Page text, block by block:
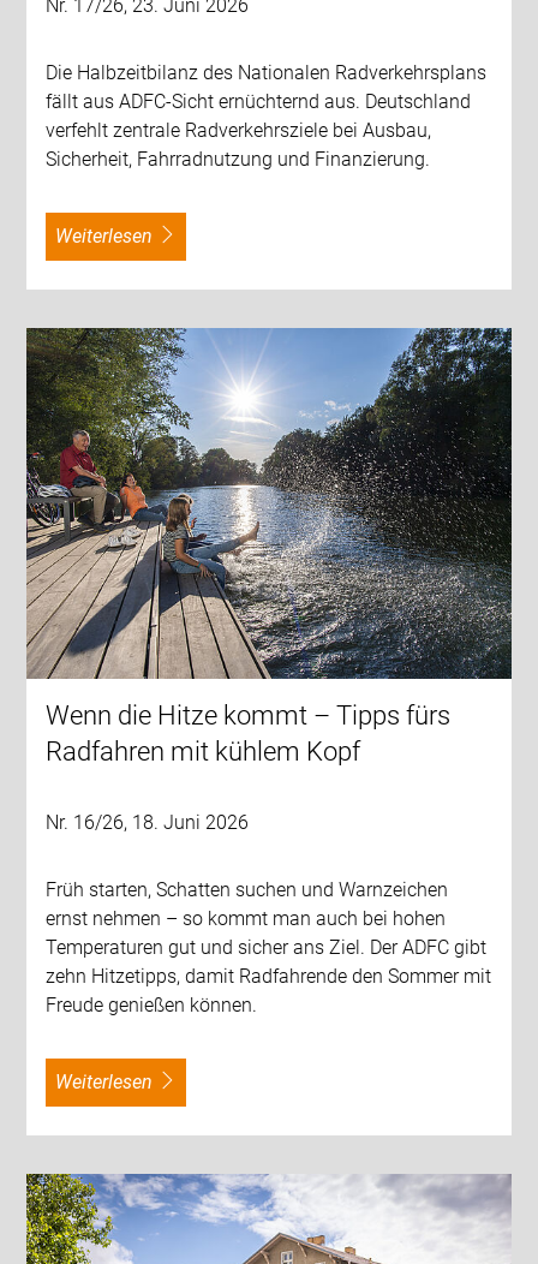
Nr. 17/26, 23. Juni 2026
Die Halbzeitbilanz des Nationalen Radverkehrsplans
fällt aus ADFC-Sicht ernüchternd aus. Deutschland
verfehlt zentrale Radverkehrsziele bei Ausbau,
Sicherheit, Fahrradnutzung und Finanzierung.
weiterlesen
Wenn die Hitze kommt – Tipps fürs
Radfahren mit kühlem Kopf
Nr. 16/26, 18. Juni 2026
Früh starten, Schatten suchen und Warnzeichen
ernst nehmen – so kommt man auch bei hohen
Temperaturen gut und sicher ans Ziel. Der ADFC gibt
zehn Hitzetipps, damit Radfahrende den Sommer mit
Freude genießen können.
weiterlesen